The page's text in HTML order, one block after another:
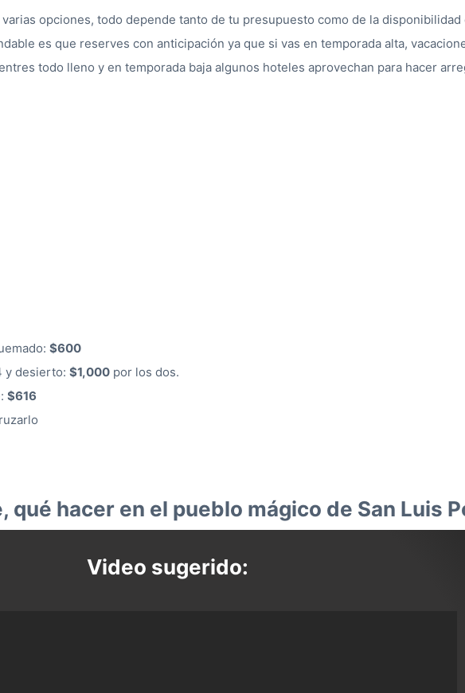
opciones, todo depende tanto de tu presupuesto como de la disponibilidad
es que reserves con anticipación ya que si vas en temporada alta,
todo lleno y en temporada baja algunos hoteles aprovechan para hacer
$600
y desierto: $1,000 por los dos.
$616
qué hacer en el pueblo mágico de San Luis
Video sugerido: